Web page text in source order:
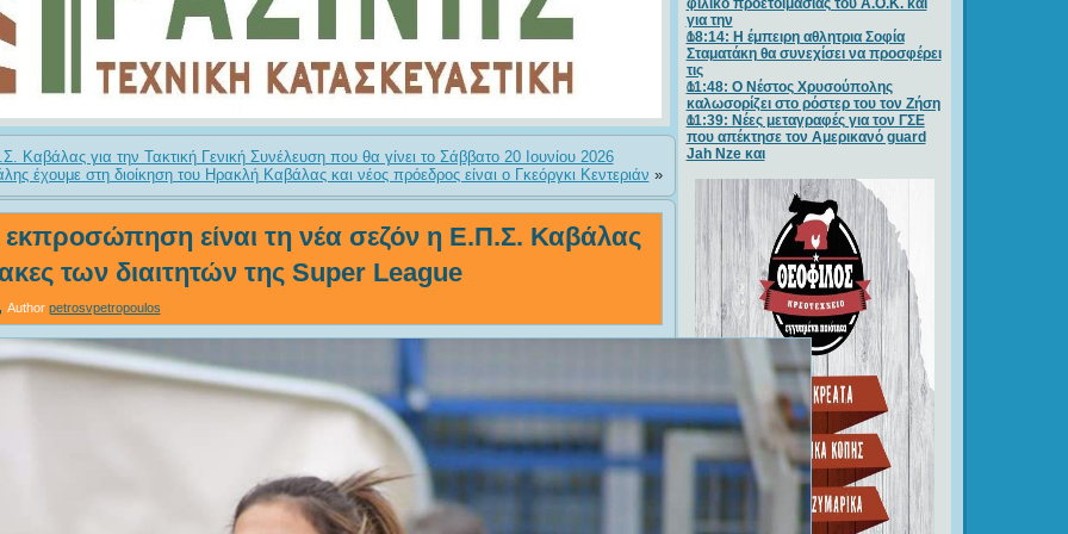
Καβάλας για την Τακτική Γενική Συνέλευση που θα γίνει το Σάββατο 20 Ιουνίου 2026
έχουμε στη διοίκηση του Ηρακλή Καβάλας και νέος πρόεδρος είναι ο Γκεόργκι Κεντεριάν »
είναι τη νέα σεζόν η Ε.Π.Σ. Καβάλας
των διαιτητών της Super League
Author petrosvpetropoulos
φιλικό προετοιμασίας του Α.Ο.Κ. και
για την
18:14: Η έμπειρη αθλητρια Σοφία
Σταματάκη θα συνεχίσει να προσφέρει
τις
11:48: Ο Νέστος Χρυσούπολης
καλωσορίζει στο ρόστερ του τον Ζήση
11:39: Νέες μεταγραφές για τον ΓΣE
που απέκτησε τον Αμερικανό guard
Jah Nze και